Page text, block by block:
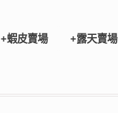
+蝦皮賣場 +露天賣場